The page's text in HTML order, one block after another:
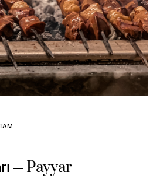
Payyar